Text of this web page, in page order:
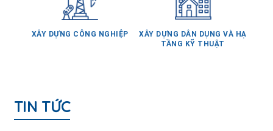
XÂY DỰNG CÔNG NGHIỆP
XÂY DỰNG DÂN DỤNG VÀ HẠ
TẦNG KỸ THUẬT
TIN TỨC